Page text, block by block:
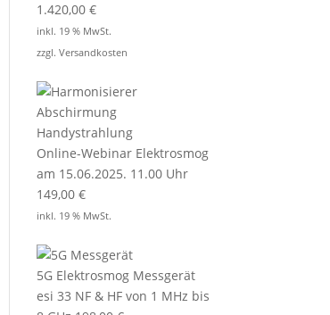
1.420,00€
inkl. 19 % MwSt.
zzgl.Versandkosten
Online-Webinar Elektrosmog
am 15.06.2025. 11.00 Uhr
149,00€
inkl. 19 % MwSt.
5G Elektrosmog Messgerät
esi 33 NF & HF von 1 MHz bis